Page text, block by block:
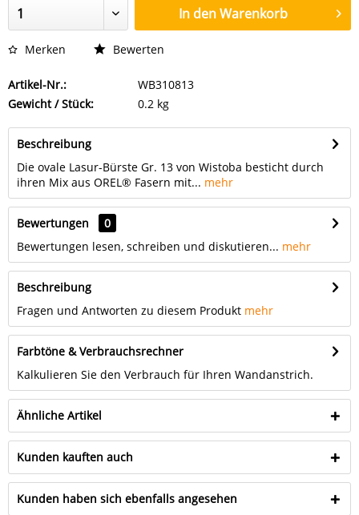
In denWarenkorb
Merken Bewerten
Artikel-Nr.:
WB310813
Gewicht / Stück:
0.2 kg
Beschreibung
Die ovale Lasur-Bürste Gr. 13 von Wistoba besticht durch
ihren Mix aus OREL® Fasern mit... mehr
Bewertungen
0
Bewertungen lesen, schreiben und diskutieren... mehr
Beschreibung
Fragen und Antworten zu diesem Produkt mehr
Farbtöne & Verbrauchsrechner
Kalkulieren Sie den Verbrauch für Ihren Wandanstrich.
Ähnliche Artikel
Kunden kauften auch
Kunden haben sich ebenfalls angesehen